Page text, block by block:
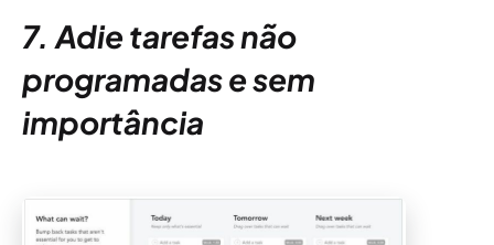
7. Adie tarefas não
programadas e sem
importância